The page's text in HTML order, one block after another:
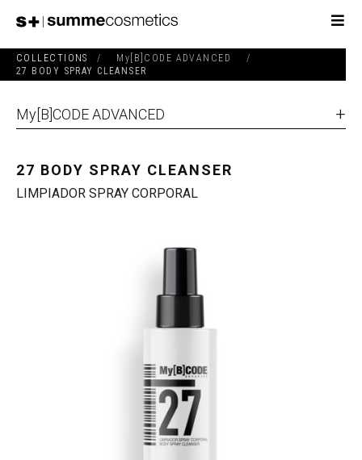
COLLECTIONS / My[B]CODE ADVANCED
/
27 BODY SPRAY CLEANSER
My[B]CODE ADVANCED
27 BODY SPRAY CLEANSER
LIMPIADOR SPRAY CORPORAL